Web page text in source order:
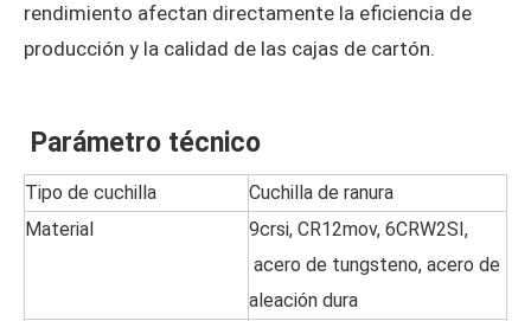
rendimiento afectan directamente la eficiencia de
producción y la calidad de las cajas de cartón.
Parámetro técnico
Tipo de cuchilla
Cuchilla de ranura
Material
9crsi, CR12mov, 6CRW2SI,
acero de tungsteno, acero de
aleación dura